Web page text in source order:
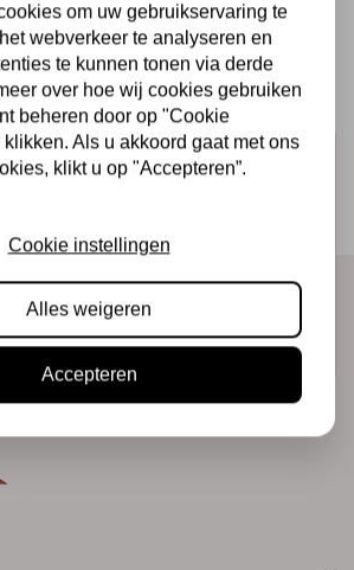
de nieuwsbrief
om uw gebruikservaring te
webverkeer te analyseren en
te kunnen tonen via derde
over hoe wij cookies gebruiken
beheren door op "Cookie
Als u akkoord gaat met ons
klikt u op "Accepteren”.
Cookie instellingen
Alles weigeren
Accepteren